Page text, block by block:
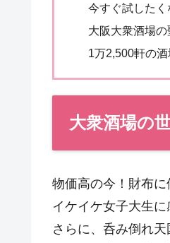
今すぐ試した
大阪大衆酒場
1万2,500軒の
大衆酒場の
物価高の今！財布
イケイケ女子大生
さらに、呑み倒れ